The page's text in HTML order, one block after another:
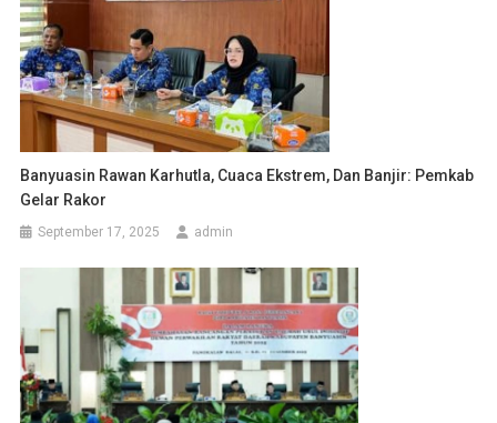
Banyuasin Rawan Karhutla, Cuaca Ekstrem, Dan Banjir: Pemkab
Gelar Rakor
September 17, 2025 admin